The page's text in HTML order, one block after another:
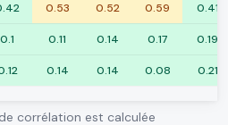
0.53 0.52 0.59 0.41
0.1 0.11 0.14 0.17 0.19
0.14 0.14 0.08 0.21
corrélation est calculée